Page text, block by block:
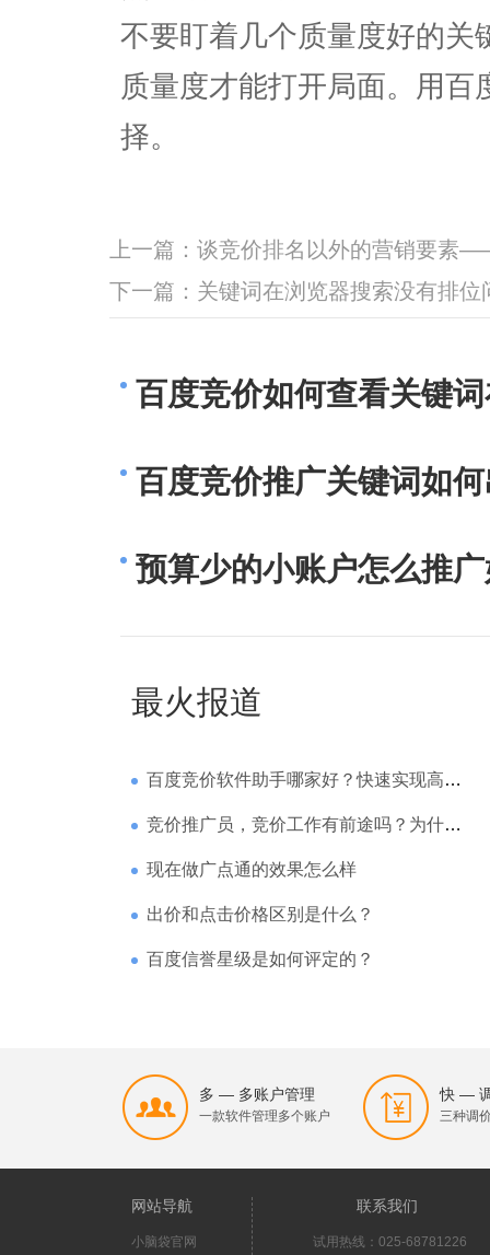
不要盯着几个质量度好的关
质量度才能打开局面。用
择。
上一篇： 谈竞价排名以外的营销要素
下一篇： 关键词在浏览器搜索没有排
百度竞价如何查看关键
百度竞价推广关键词如
预算少的小账户怎么推
最火报道
百度竞价软件助手哪家好？快速实现高回报哪家强？
竞价推广员，竞价工作有前途吗？为什么待遇那么高
现在做广点通的效果怎么样
出价和点击价格区别是什么？
百度信誉星级是如何评定的？
多 — 多账户管理
一款软件管理多个账户
快 —
三种调
网站导航
小脑袋官网
联系我们
试用热线：025-68781226